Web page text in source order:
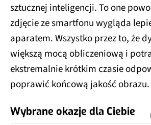
sztucznej inteligencji. To one
zdjęcie ze smartfonu wygląda
aparatem. Wszystko przez to, że
większą mocą obliczeniową i
ekstremalnie krótkim czasie
poprawić końcową jakość obrazu.
Wybrane okazje dla Ciebie